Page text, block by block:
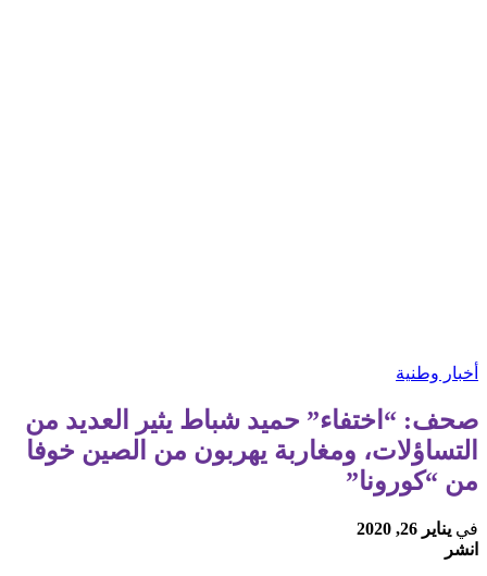
أخبار وطنية
صحف: “اختفاء” حميد شباط يثير العديد من
التساؤلات، ومغاربة يهربون من الصين خوفا
من “كورونا”
في يناير 26, 2020
انشر